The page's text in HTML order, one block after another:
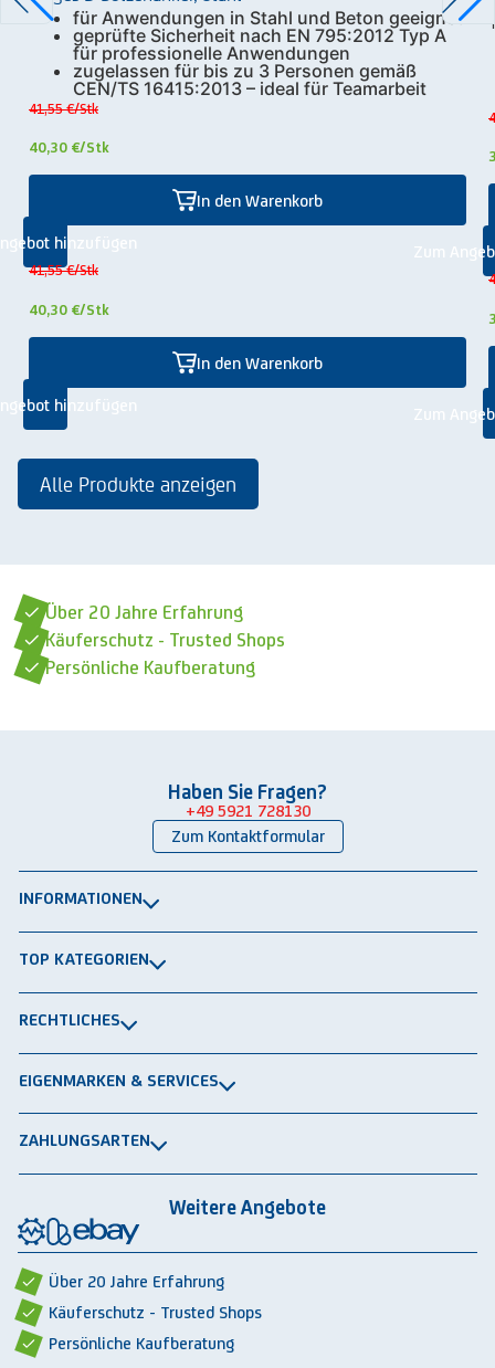
für Anwendungen in Stahl und Beton geeignet
geprüfte Sicherheit nach EN 795:2012 Typ A
für professionelle Anwendungen
zugelassen für bis zu 3 Personen gemäß
CEN/TS 16415:2013 – ideal für Teamarbeit
41,55 €/Stk
40,30 €/Stk
In den Warenkorb
hinzufügen
41,55 €/Stk
40,30 €/Stk
In den Warenkorb
hinzufügen
Zum
Zum
Alle Produkte anzeigen
Über 20 Jahre Erfahrung
Käuferschutz - Trusted Shops
Persönliche Kaufberatung
Haben Sie Fragen?
+49 5921 728130
Zum Kontaktformular
INFORMATIONEN
Newsletter
TOP KATEGORIEN
Schwerlastregale
Lagerbehälten
RECHTLICHES
Datenschutz
Cookie-Einstellungen
EIGENMARKEN & SERVICES
Integrationspartner
Rückbauten & Ankauf gebrauchter Lagertechnik
ZAHLUNGSARTEN
Über 20 Jahre Erfahrung
Käuferschutz - Trusted Shops
Persönliche Kaufberatung
Weitere Angebote